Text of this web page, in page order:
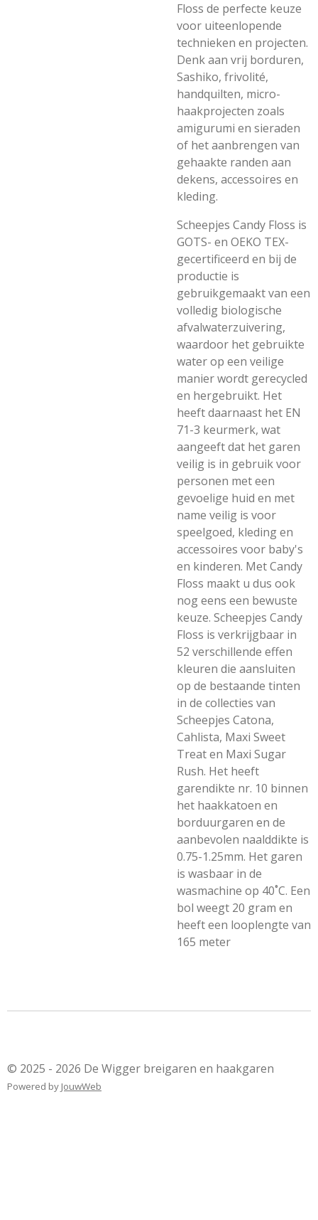
Floss de perfecte keuze
voor uiteenlopende
technieken en projecten.
Denk aan vrij borduren,
Sashiko, frivolité,
handquilten, micro-
haakprojecten zoals
amigurumi en sieraden
of het aanbrengen van
gehaakte randen aan
dekens, accessoires en
kleding.
Scheepjes Candy Floss is
GOTS- en OEKO TEX-
gecertificeerd en bij de
productie is
gebruikgemaakt van een
volledig biologische
afvalwaterzuivering,
waardoor het gebruikte
water op een veilige
manier wordt gerecycled
en hergebruikt. Het
heeft daarnaast het EN
71-3 keurmerk, wat
aangeeft dat het garen
veilig is in gebruik voor
personen met een
gevoelige huid en met
name veilig is voor
speelgoed, kleding en
accessoires voor baby's
en kinderen. Met Candy
Floss maakt u dus ook
nog eens een bewuste
keuze. Scheepjes Candy
Floss is verkrijgbaar in
52 verschillende effen
kleuren die aansluiten
op de bestaande tinten
in de collecties van
Scheepjes Catona,
Cahlista, Maxi Sweet
Treat en Maxi Sugar
Rush. Het heeft
garendikte nr. 10 binnen
het haakkatoen en
borduurgaren en de
aanbevolen naalddikte is
0.75-1.25mm. Het garen
is wasbaar in de
wasmachine op 40˚C. Een
bol weegt 20 gram en
heeft een looplengte van
165 meter
© 2025 - 2026 De Wigger breigaren en haakgaren
Powered by JouwWeb